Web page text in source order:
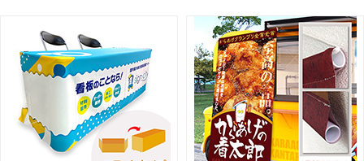
プレート看板
Plate Board
壁面看板
Wall Sign